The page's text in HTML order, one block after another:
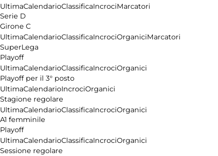
UltimaCalendarioClassificaIncrociMarcatori
Serie D
Girone C
UltimaCalendarioClassificaIncrociOrganiciMarcatori
SuperLega
Playoff
UltimaCalendarioClassificaIncrociOrganici
Playoff per il 3° posto
UltimaCalendarioIncrociOrganici
Stagione regolare
UltimaCalendarioClassificaIncrociOrganici
A1 femminile
Playoff
UltimaCalendarioClassificaIncrociOrganici
Sessione regolare